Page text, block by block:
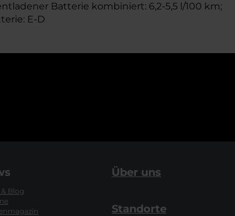
Batterie kombiniert: 6,2-5,5 l/100 km;
E-D
Blog
Über uns
Standorte